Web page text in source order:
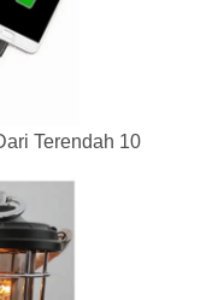
Terendah 10